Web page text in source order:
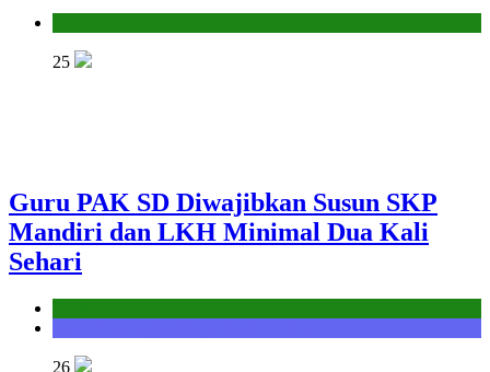
25
Guru PAK SD Diwajibkan Susun SKP
Mandiri dan LKH Minimal Dua Kali
Sehari
26